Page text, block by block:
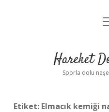
Yasal
Hareket
Sporla dolu
Etiket: Elmacık kemiği